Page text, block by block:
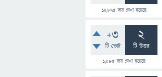
12,875 বার দেখা হয়েছে
+3
টি ভোট
2
টি উত্তর
1,085 বার দেখা হয়েছে